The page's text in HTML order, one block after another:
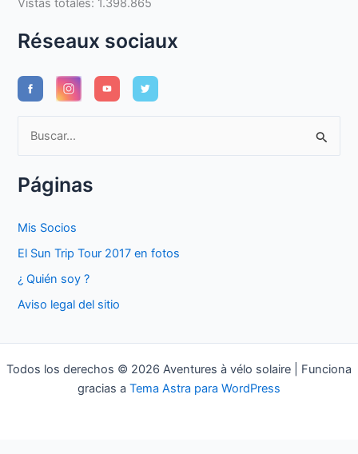
Vistas totales: 1.398.865
Réseaux sociaux
c
o
r
Páginas
Mis Socios
El Sun Trip Tour 2017 en fotos
¿ Quién soy ?
Aviso legal del sitio
Todos los derechos © 2026 Aventures à vélo solaire | Funciona
gracias a Tema Astra para WordPress